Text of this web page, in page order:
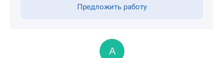
Предложить работу